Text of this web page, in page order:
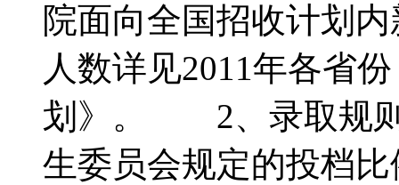
院面向全国招收计划
人数详见2011年各省
划》。 2、录取规则
生委员会规定的投档